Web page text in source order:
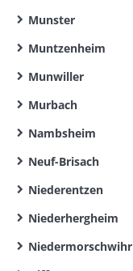
Munster
Muntzenheim
Munwiller
Murbach
Nambsheim
Neuf-Brisach
Niederentzen
Niederhergheim
Niedermorschwihr